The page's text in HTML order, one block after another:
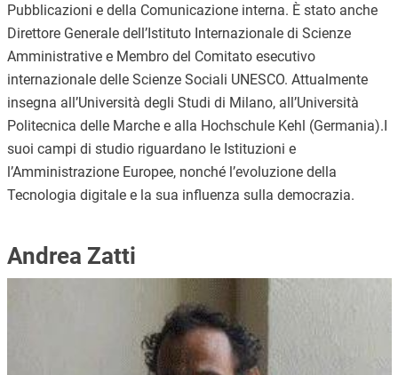
Pubblicazioni e della Comunicazione interna. È stato anche
Direttore Generale dell’Istituto Internazionale di Scienze
Amministrative e Membro del Comitato esecutivo
internazionale delle Scienze Sociali UNESCO. Attualmente
insegna all’Università degli Studi di Milano, all’Università
Politecnica delle Marche e alla Hochschule Kehl (Germania).I
suoi campi di studio riguardano le Istituzioni e
l’Amministrazione Europee, nonché l’evoluzione della
Tecnologia digitale e la sua influenza sulla democrazia.
Andrea Zatti